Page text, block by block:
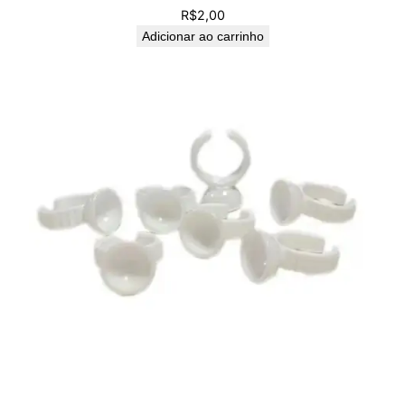
R$2,00
Adicionar ao carrinho